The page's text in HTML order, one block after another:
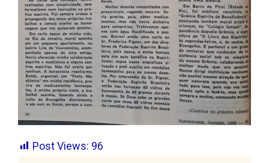
Post Views: 96